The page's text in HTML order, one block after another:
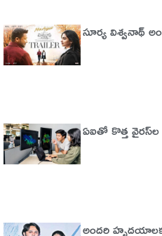
సూర్య విశ్వనాథ్
ఏఐతో కొత్త వైరస్‌ల
అందరి